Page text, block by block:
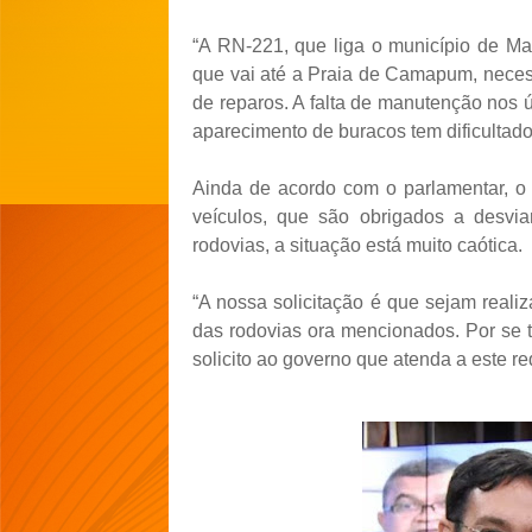
“A RN-221, que liga o município de
que vai até a Praia de Camapum,
de reparos. A falta de manutenção nos
aparecimento de buracos tem
Ainda de acordo com o parlamentar,
veículos, que são obrigados a
rodovias, a situação está muito caótica.
“A nossa solicitação é que sejam
das rodovias ora mencionados. Por se
solicito ao governo que atenda a este